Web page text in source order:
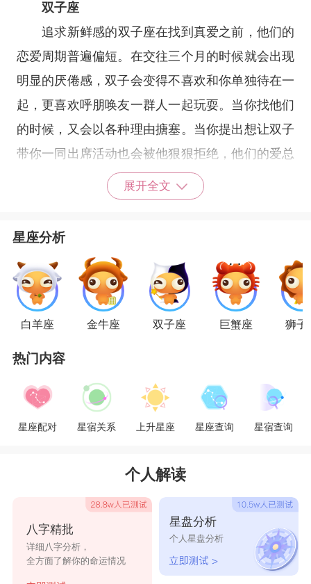
双子座
追求新鲜感的双子座在找到真爱之前，他们的
恋爱周期普遍偏短。在交往三个月的时候就会出现
明显的厌倦感，双子会变得不喜欢和你单独待在一
起，更喜欢呼朋唤友一群人一起玩耍。当你找他们
的时候，又会以各种理由搪塞。当你提出想让双子
带你一同出席活动也会被他狠狠拒绝，他们的爱总
是来得快去得快。很快你就会看到他身边有新人
巨蟹座
顾家的巨蟹座很难将分手说出口。他们很容易
从原本那个无微不至的照顾你，衣食住行为你安排
好的暖巨蟹渐渐变得不再关心。以往你说身体不适
时会马上出现在你家门口，但现在只会在电话那头
嘘寒问暖几句。更有甚者会以家人作为借口提出分
手“我父母不太喜欢你”“我家人不喜欢独生女”。
狮子座
人更加温柔体贴，会一反常态的对你特别好。甚至
用昂贵的礼物来讨好你。你会发现他们比从前更加
打扮自己，更加有气派，因为他们想在“新人”面前
保持形象。他们一旦决定离开时，所用的借口更是
冠冕堂皇，说的比唱的好听。
展开全文
星座分析
白羊座 金牛座 双子座 巨蟹座 狮子
热门内容
星座配对 星宿关系 上升星座 星座查询 星宿查询
个人解读
八字精批
详细八字分析，
全方面了解你的命运情况
星盘分析
个人星盘分析